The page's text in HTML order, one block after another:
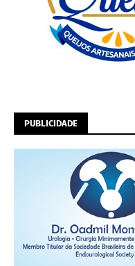
PUBLICIDADE